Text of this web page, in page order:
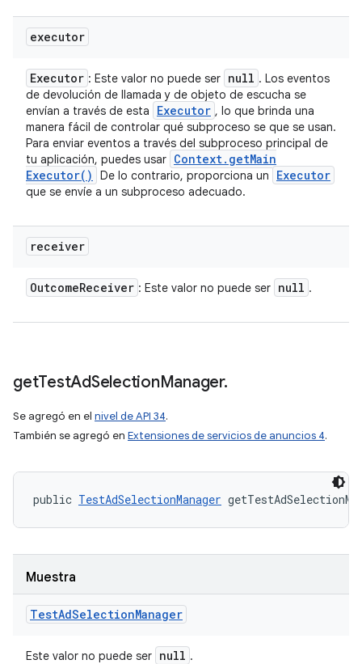
executor
Executor : Este valor no puede ser null . Los eventos
de devolución de llamada y de objeto de escucha se
envían a través de esta
Executor , lo que brinda una
manera fácil de controlar qué subproceso se que se usan.
Para enviar eventos a través del subproceso principal de
tu aplicación, puedes usar Context. getMain
Executor( ) De lo contrario, proporciona un Executor
que se envíe a un subproceso adecuado.
receiver
OutcomeReceiver : Este valor no puede ser null .
getTestAdSelectionManager.
Se agregó en el nivel de API 34.
También se agregó en Extensiones de servicios de anuncios 4.
public TestAdSelectionManager
Muestra
TestAdSelectionManager
Este valor no puede ser null .